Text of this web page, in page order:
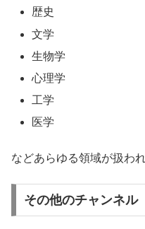
歴史
文学
生物学
心理学
工学
医学
などあらゆる領域が扱わ
その他のチャンネル